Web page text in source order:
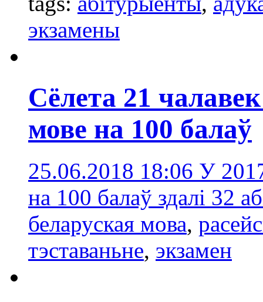
экзамены
Сёлета 21
мове на 100 балаў
25.06.2018 18:06 У
на 100 балаў здалі 32
беларуская мова,
тэставаньне, экзамен